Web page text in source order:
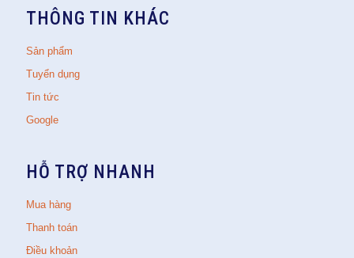
THÔNG TIN KHÁC
Sản phẩm
Tuyển dụng
Tin tức
Google
HỖ TRỢ NHANH
Mua hàng
Thanh toán
Điều khoản